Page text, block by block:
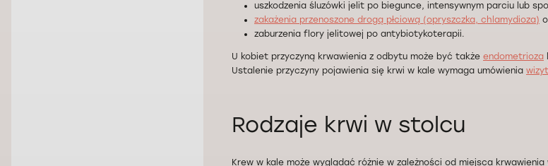
uszkodzenia śluzówki jelit po biegunce, intensywnym parciu lub
zakażenia przenoszone drogą płciową (opryszczka, chlamydioza)
zaburzenia flory jelitowej po antybiotykoterapii.
U kobiet przyczyną krwawienia z odbytu może być także endometrioza
Ustalenie przyczyny pojawienia się krwi w kale wymaga umówienia
Rodzaje krwi w stolcu
Krew w kale może wyglądać różnie w zależności od miejsca